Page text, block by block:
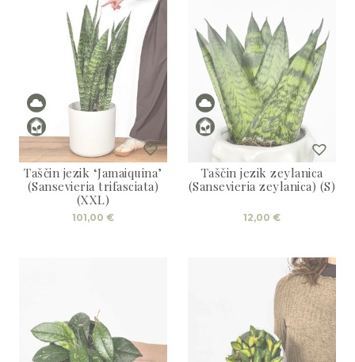
Taščin jezik ‘Jamaiquina’
(Sansevieria trifasciata)
(XXL)
101,00 €
Taščin jezik zeylanica
(Sansevieria zeylanica) (S)
12,00 €